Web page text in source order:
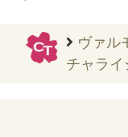
ヴァル
チャライ